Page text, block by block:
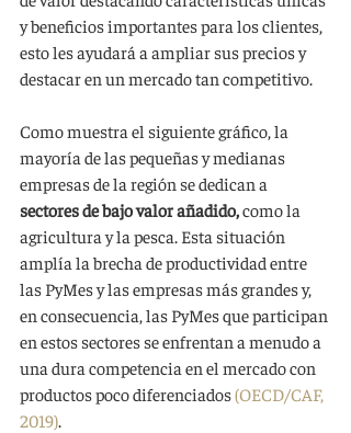
y beneficios importantes para los clientes,
esto les ayudará a ampliar sus precios y
destacar en un mercado tan competitivo.
Como muestra el siguiente gráfico, la
mayoría de las pequeñas y medianas
empresas de la región se dedican a
sectores de bajo valor añadido, como la
agricultura y la pesca. Esta situación
amplía la brecha de productividad entre
las PyMes y las empresas más grandes y,
en consecuencia, las PyMes que participan
en estos sectores se enfrentan a menudo a
una dura competencia en el mercado con
productos poco diferenciados (OECD/CAF,
2019).